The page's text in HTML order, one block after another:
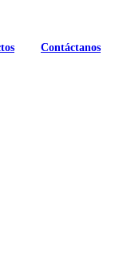
Contáctanos